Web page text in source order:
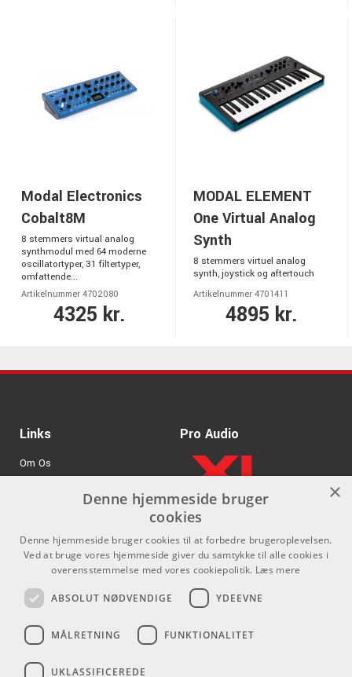
Modal Electronics
Cobalt8M
8 stemmers virtual analog
synthmodul med 64 moderne
oscillatortyper, 31 filtertyper,
omfattende...
Artikelnummer 4702080
4325 kr.
MODAL ELEMENT
One Virtual Analog
Synth
8 stemmers virtuel analog
synth, joystick og aftertouch
Artikelnummer 4701411
4895 kr.
Links
Om Os
GDPR & Cookies
Pro Audio
.
Kontakt
Som privatperson kan du ikke
købe på denne hjemmeside, alt
forhandlere.
Sociale medier
×
Denne hjemmeside bruger
cookies
Denne hjemmeside bruger cookies til at forbedre brugeroplevelsen.
Ved at bruge vores hjemmeside giver du samtykke til alle cookies i
overensstemmelse med vores cookiepolitik. Læs mere
ABSOLUT NØDVENDIGE YDEEVNE
MÅLRETNING FUNKTIONALITET
UKLASSIFICEREDE